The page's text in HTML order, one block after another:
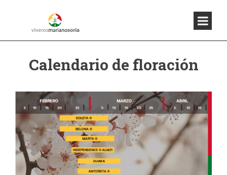
Almendros
Calendario de floración